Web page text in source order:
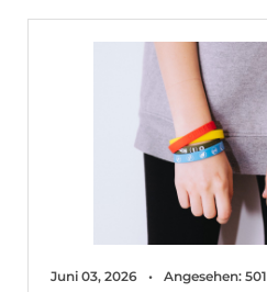
Juni 03, 2026 Angesehen: 501